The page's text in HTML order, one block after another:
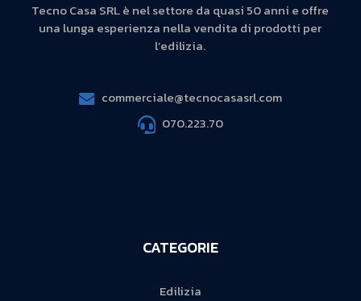
Tecno Casa SRL è nel settore da quasi 50 anni e offre
una lunga esperienza nella vendita di prodotti per
l’edilizia.
commerciale@tecnocasasrl.com
070.223.70
CATEGORIE
Edilizia